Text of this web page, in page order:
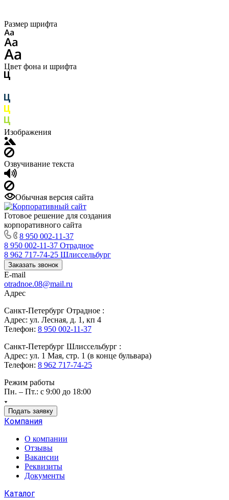
Размер шрифта
Цвет фона и шрифта
Изображения
Озвучивание текста
Обычная версия сайта
Готовое решение для создания
корпоративного сайта
8 950 002-11-37
8 950 002-11-37 Отрадное
8 962 717-74-25 Шлиссельбург
Заказать звонок
E-mail
otradnoe.08@mail.ru
Адрес
Санкт-Петербург Отрадное :
Адрес: ул. Лесная, д. 1, кп 4
Телефон: 8 950 002-11-37
Санкт-Петербург Шлиссельбург :
Адрес: ул. 1 Мая, стр. 1 (в конце бульвара)
Телефон: 8 962 717-74-25
Режим работы
Пн. – Пт.: с 9:00 до 18:00
Подать заявку
Компания
О компании
Отзывы
Вакансии
Реквизиты
Документы
Каталог